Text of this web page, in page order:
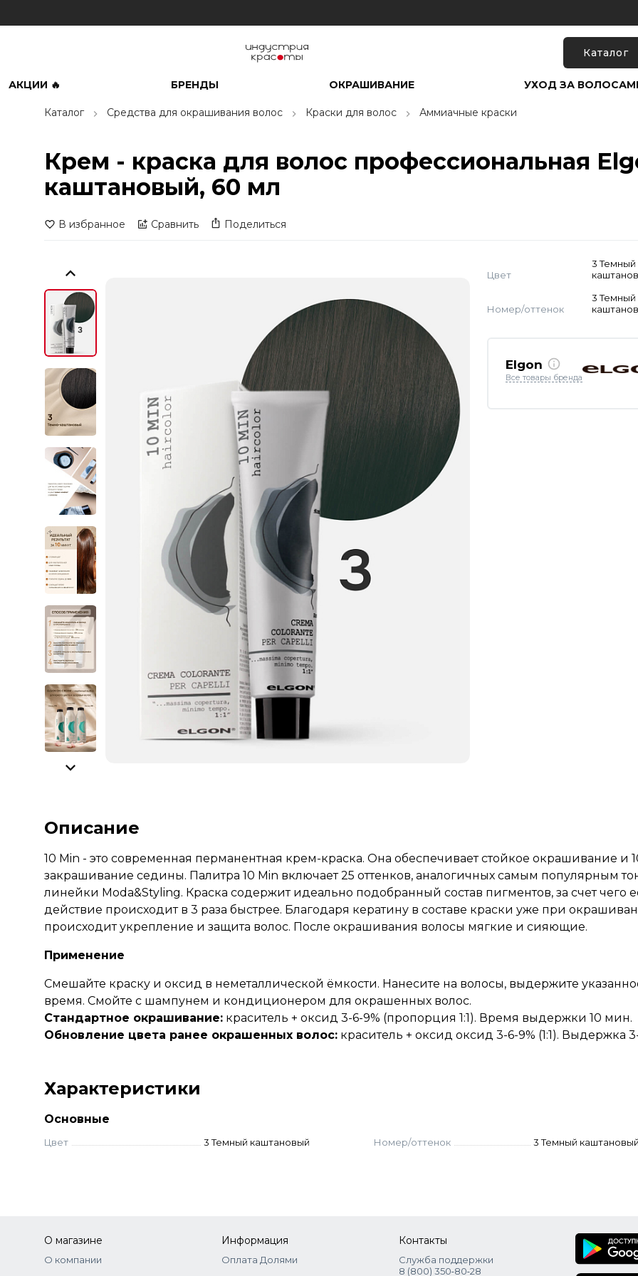
Каталог
АКЦИИ 🔥 БРЕНДЫ ОКРАШИВАНИЕ УХОД ЗА
Каталог Средства для окрашивания волос Краски для волос Аммиачные краски
Крем - краска для волос профессиональная
каштановый, 60 мл
В избранное Сравнить Поделиться
Цвет
3 Темный
Номер/оттенок
3 Темный
Elgon
Все товары бренда
Описание
10 Min - это современная перманентная крем-краска. Она обеспечивает стойкое окрашивание и
закрашивание седины. Палитра 10 Min включает 25 оттенков, аналогичных самым популярным
линейки Moda&Styling. Краска содержит идеально подобранный состав пигментов, за счет чего
действие происходит в 3 раза быстрее. Благодаря кератину в составе краски уже при
происходит укрепление и защита волос. После окрашивания волосы мягкие и сияющие.
Применение
Смешайте краску и оксид в неметаллической ёмкости. Нанесите на волосы, выдержите
время. Смойте с шампунем и кондиционером для окрашенных волос.
Стандартное окрашивание: краситель + оксид 3-6-9% (пропорция 1:1). Время выдержки 10 мин.
Обновление цвета ранее окрашенных волос: краситель + оксид оксид 3-6-9% (1:1). Выдержка
Характеристики
Основные
Цвет 3 Темный каштановый Номер/оттенок 3 Темный каштановый
О магазине
О компании
Информация
Оплата Долями
Контакты
Служба поддержки
8 (800) 350‑80‑28